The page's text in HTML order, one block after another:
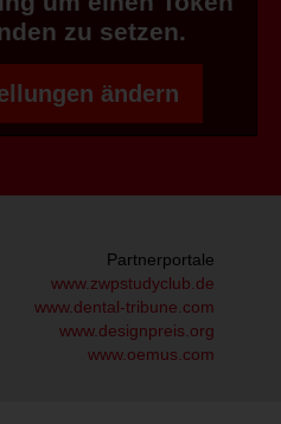
zu setzen.
ändern
Partnerportale
www.zwpstudyclub.de
www.dental-tribune.com
www.designpreis.org
www.oemus.com